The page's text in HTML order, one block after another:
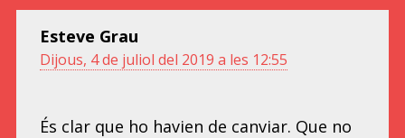
Esteve Grau
Dijous, 4 de juliol del 2019 a les 12:55
És clar que ho havien de canviar. Que no